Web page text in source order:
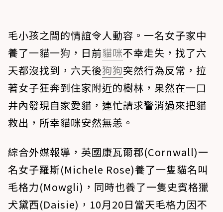
毛小孩之間的情誼令人動容。一名女子家中
養了一貓一狗，日前貓咪不幸走失，找了六
天都沒找到，六天後狗狗突然行為反常，拉
著女子狂奔到住家附近的樹林，果然在一口
井內發現自家愛貓，連忙請求警消過來把貓
救出，所幸貓咪安然無恙。
綜合外媒報導，英國康瓦爾郡(Cornwall)一
名女子羅斯(Michele Rose)養了一隻貓名叫
毛格力(Mowgli)，同時也養了一隻史賓格獵
犬黛西(Daisie)，10月20日當天毛格力因不